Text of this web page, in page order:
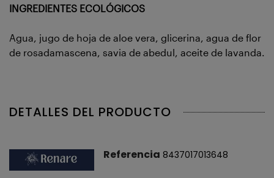
INGREDIENTES ECOLÓGICOS
Agua, jugo de hoja de aloe vera, glicerina, agua de flor
de rosadamascena, savia de abedul, aceite de lavanda.
DETALLES DEL PRODUCTO
Referencia 8437017013648